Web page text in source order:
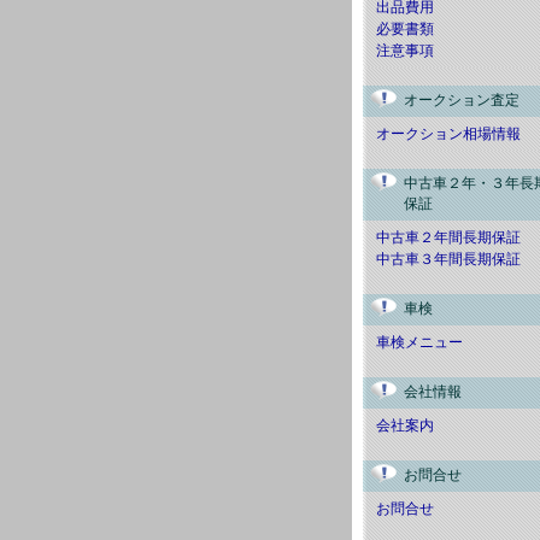
出品費用
必要書類
注意事項
オークション査定
オークション相場情報
中古車２年・３年長
保証
中古車２年間長期保証
中古車３年間長期保証
車検
車検メニュー
会社情報
会社案内
お問合せ
お問合せ